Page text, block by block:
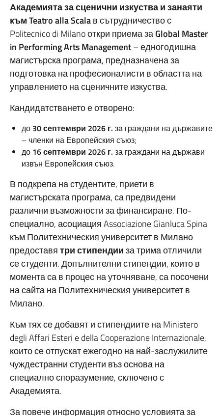
Академията за сценични изкуства и занаяти
към Teatro alla Scalaв сътрудничество с
Politecnico di Milanoоткри приема заGlobal Master
in Performing Arts Management– едногодишна
магистърска програма, предназначена за
подготовка на професионалисти в областта на
управлението на сценичните изкуства.
Кандидатстването е отворено:
до 30 септември 2026 г. за граждани на държавите
– членки на Европейския съюз;
до 16 септември 2026 г. за граждани на държави
извън Европейския съюз.
В подкрепа на студентите, приети в
магистърската програма, са предвидени
различни възможности за финансиране. По-
специално, асоциацияAssociazione Gianluca Spina
към Политехническия университет в Милано
предоставятри стипендииза трима отличили
се студенти. Допълнителни стипендии, които в
момента са в процес на уточняване, са посочени
на сайта на Политехническия университет в
Милано.
Към тях се добавят и стипендиите наMinistero
degli Affari Esteri e della Cooperazione Internazionale,
които се отпускат ежегодно на най-заслужилите
чуждестранни студенти въз основа на
специално споразумение, сключено с
Академията.
За повече информация относно условията за